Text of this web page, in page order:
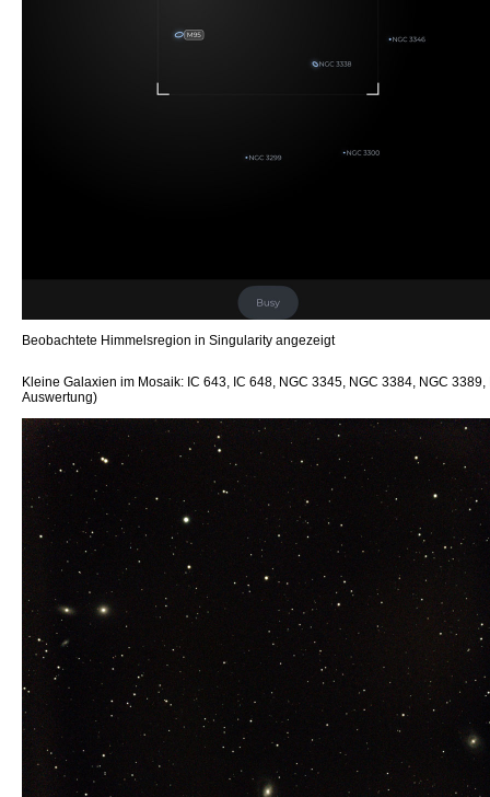
Beobachtete Himmelsregion in Singularity angezeigt
Kleine Galaxien im Mosaik: IC 643, IC 648, NGC 3345, NGC 3384, NGC
Auswertung)